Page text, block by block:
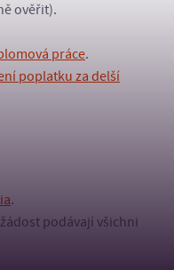
ověřit).
práce.
poplatku za delší
.
podávají všichni